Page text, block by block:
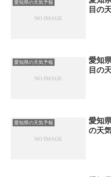
愛知県の天気予報
目の
愛知県の天気予報
愛知
目の
愛知県の天気予報
愛知
の天